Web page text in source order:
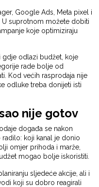
Google Ads, Meta pixel i
suprotnom možete dobiti
koje optimiziraju
gdje odlazi budžet, koje
rade bolje od
Kod većih rasprodaja nije
odluke treba donijeti isti
nije gotov
događa se nakon
radilo: koji kanal je donio
omjer prihoda i marže,
mogao bolje iskoristiti.
sljedeće akcije, ali i
koji su dobro reagirali